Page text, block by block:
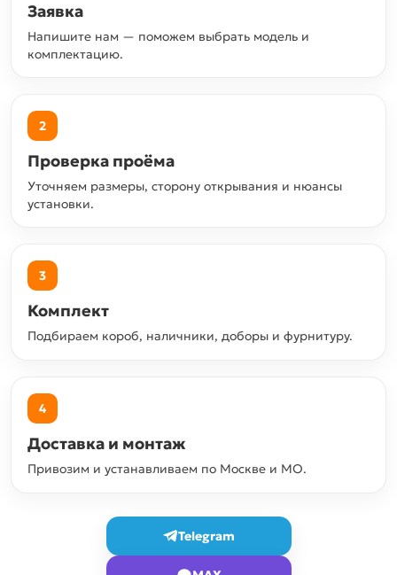
Заявка
Напишите нам — поможем выбрать модель и
комплектацию.
2
Проверка проёма
Уточняем размеры, сторону открывания и нюансы
установки.
3
Комплект
Подбираем короб, наличники, доборы и фурнитуру.
4
Доставка и монтаж
Привозим и устанавливаем по Москве и МО.
Telegram